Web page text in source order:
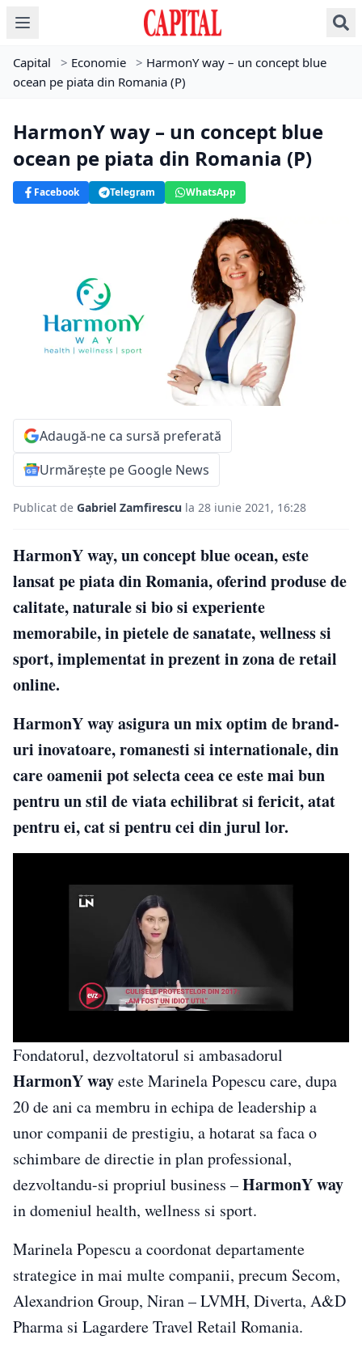
Capital > Economie > HarmonY way – un concept blue
ocean pe piata din Romania (P)
HarmonY way – un concept blue
ocean pe piata din Romania (P)
Facebook Telegram WhatsApp
Adaugă-ne ca sursă preferată
Urmărește pe Google News
Publicat de Gabriel Zamfirescu la 28 iunie 2021, 16:28
HarmonY way, un concept blue ocean, este
lansat pe piata din Romania, oferind produse de
calitate, naturale si bio si experiente
memorabile, in pietele de sanatate, wellness si
sport, implementat in prezent in zona de retail
online.
HarmonY way asigura un mix optim de brand-
uri inovatoare, romanesti si internationale, din
care oamenii pot selecta ceea ce este mai bun
pentru un stil de viata echilibrat si fericit, atat
pentru ei, cat si pentru cei din jurul lor.
Fondatorul, dezvoltatorul si ambasadorul
HarmonY wayeste Marinela Popescu care, dupa
20 de ani ca membru in echipa de leadership a
unor companii de prestigiu, a hotarat sa faca o
schimbare de directie in plan professional,
dezvoltandu-si propriul business –HarmonY way
in domeniul health, wellness si sport.
Marinela Popescu a coordonat departamente
strategice in mai multe companii, precum Secom,
Alexandrion Group, Niran – LVMH, Diverta, A&D
Pharma si Lagardere Travel Retail Romania.